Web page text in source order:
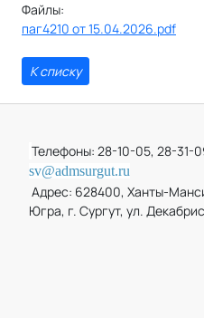
Файлы:
паг4210 от 15.04.2026.pdf
К списку
Телефоны: 28-10-05, 28-31-
sv@admsurgut.ru
Адрес: 628400, Ханты-
Югра, г. Сургут, ул.